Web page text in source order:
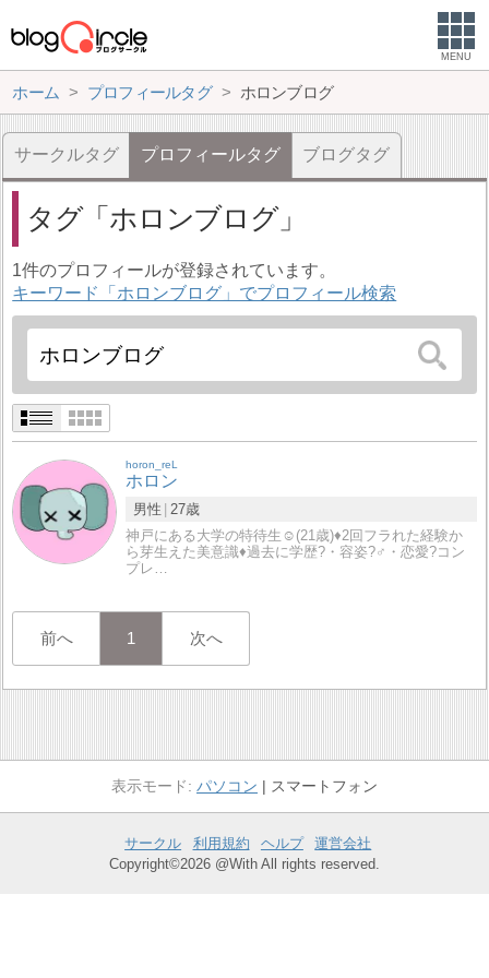
MENU
ホーム プロフィールタグ ホロンブログ
サークルタグ プロフィールタグ ブログタグ
タグ ホロンブログ
1件のプロフィールが登録されています。
キーワード「ホロンブログ」でプロフィール検索
horon_reL
ホロン
男性
27歳
神戸にある大学の特待生☺️(21歳)♦️2回フラれた経験か
ら芽生えた美意識♦️過去に学歴?・容姿?‍♂️・恋愛?コン
プレ…
前へ 1 次へ
パソコン スマートフォン
サークル 利用規約 ヘルプ
運営会社
Copyright©2026 @With All rights reserved.